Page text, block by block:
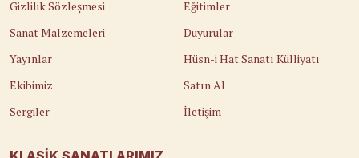
Gizlilik Sözleşmesi
Sanat Malzemeleri
Yayınlar
Ekibimiz
Sergiler
Eğitimler
Duyurular
Hüsn-i Hat Sanatı Külliyatı
Satın Al
İletişim